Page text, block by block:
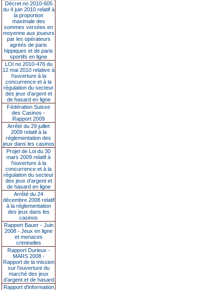
Décret no 2010-605
du 4 juin 2010 relatif à
la proportion
maximale des
sommes versées en
moyenne aux joueurs
par les opérateurs
agréés de paris
hippiques et de paris
sportifs en ligne
LOI no 2010-476 du
12 mai 2010 relative à
l’ouverture à la
concurrence et à la
régulation du secteur
des jeux d’argent et
de hasard en ligne
Fédération Suisse
des Casinos -
Rapport 2009
Arrêté du 29 juillet
2009 relatif à la
réglementation des
jeux dans les casinos
Projet de Loi du 30
mars 2009 relatif à
l’ouverture à la
concurrence et à la
régulation du secteur
des jeux d’argent et
de hasard en ligne
Arrêté du 24
décembre 2008 relatif
à la réglementation
des jeux dans les
casinos
Rapport Bauer - Juin
2008 - Jeux en ligne
et menaces
criminelles
Rapport Durieux -
MARS 2008 -
Rapport de la mission
sur l’ouverture du
marché des jeux
d’argent et de hasard
Rapport d'information